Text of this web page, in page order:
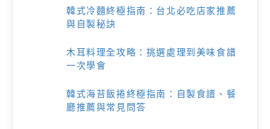
韓式冷麵終極指南：台北必吃店家推薦
與自製秘訣
木耳料理全攻略：挑選處理到美味食譜
一次學會
韓式海苔飯捲終極指南：自製食譜、餐
廳推薦與常見問答